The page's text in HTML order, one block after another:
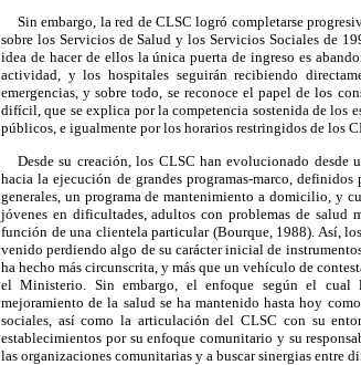
Sin embargo, la red de CLSC logró completarse
sobre los Servicios de Salud y los Servicios Sociales de
idea de hacer de ellos la única puerta de ingreso es
actividad, y los hospitales seguirán recibiendo
emergencias, y sobre todo, se reconoce el papel de los
difícil, que se explica por la competencia sostenida de los
públicos, e igualmente por los horarios restringidos de los
Desde su creación, los CLSC han evolucionado desde
hacia la ejecución de grandes programas-marco,
generales, un programa de mantenimiento a domicilio, y
jóvenes en dificultades, adultos con problemas de salud
función de una clientela particular (Bourque, 1988). Así,
venido perdiendo algo de su carácter inicial de
ha hecho más circunscrita, y más que un vehículo de
el Ministerio. Sin embargo, el enfoque según el cual
mejoramiento de la salud se ha mantenido hasta hoy
sociales, así como la articulación del CLSC con su
establecimientos por su enfoque comunitario y su
las organizaciones comunitarias y a buscar sinergias entre